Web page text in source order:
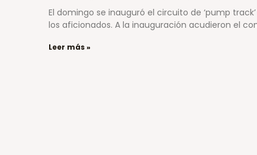
El domingo se inauguró el circuito de ‘pump
los aficionados. A la inauguración acudieron el
Leer más »